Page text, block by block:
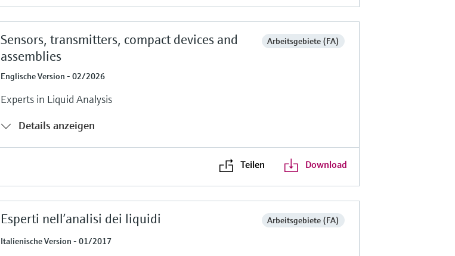
Sensors, transmitters, compact devices and
assemblies
Arbeitsgebiete (FA)
Englische Version - 02/2026
Experts in Liquid Analysis
Details anzeigen
Teilen Download
Esperti nell’analisi dei liquidi
Arbeitsgebiete (FA)
Italienische Version - 01/2017